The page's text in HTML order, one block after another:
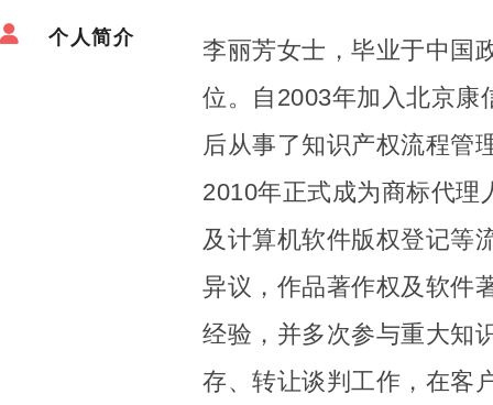
个人简介
李丽芳女士，毕业于中国
位。自2003年加入北京康
后从事了知识产权流程管
2010年正式成为商标代理
及计算机软件版权登记等
异议，作品著作权及软件
经验，并多次参与重大知
存、转让谈判工作，在客